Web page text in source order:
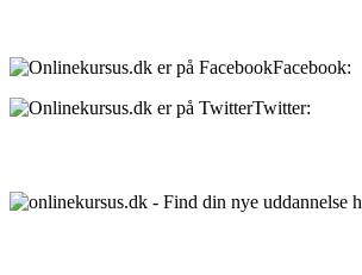
Facebook:
Twitter: